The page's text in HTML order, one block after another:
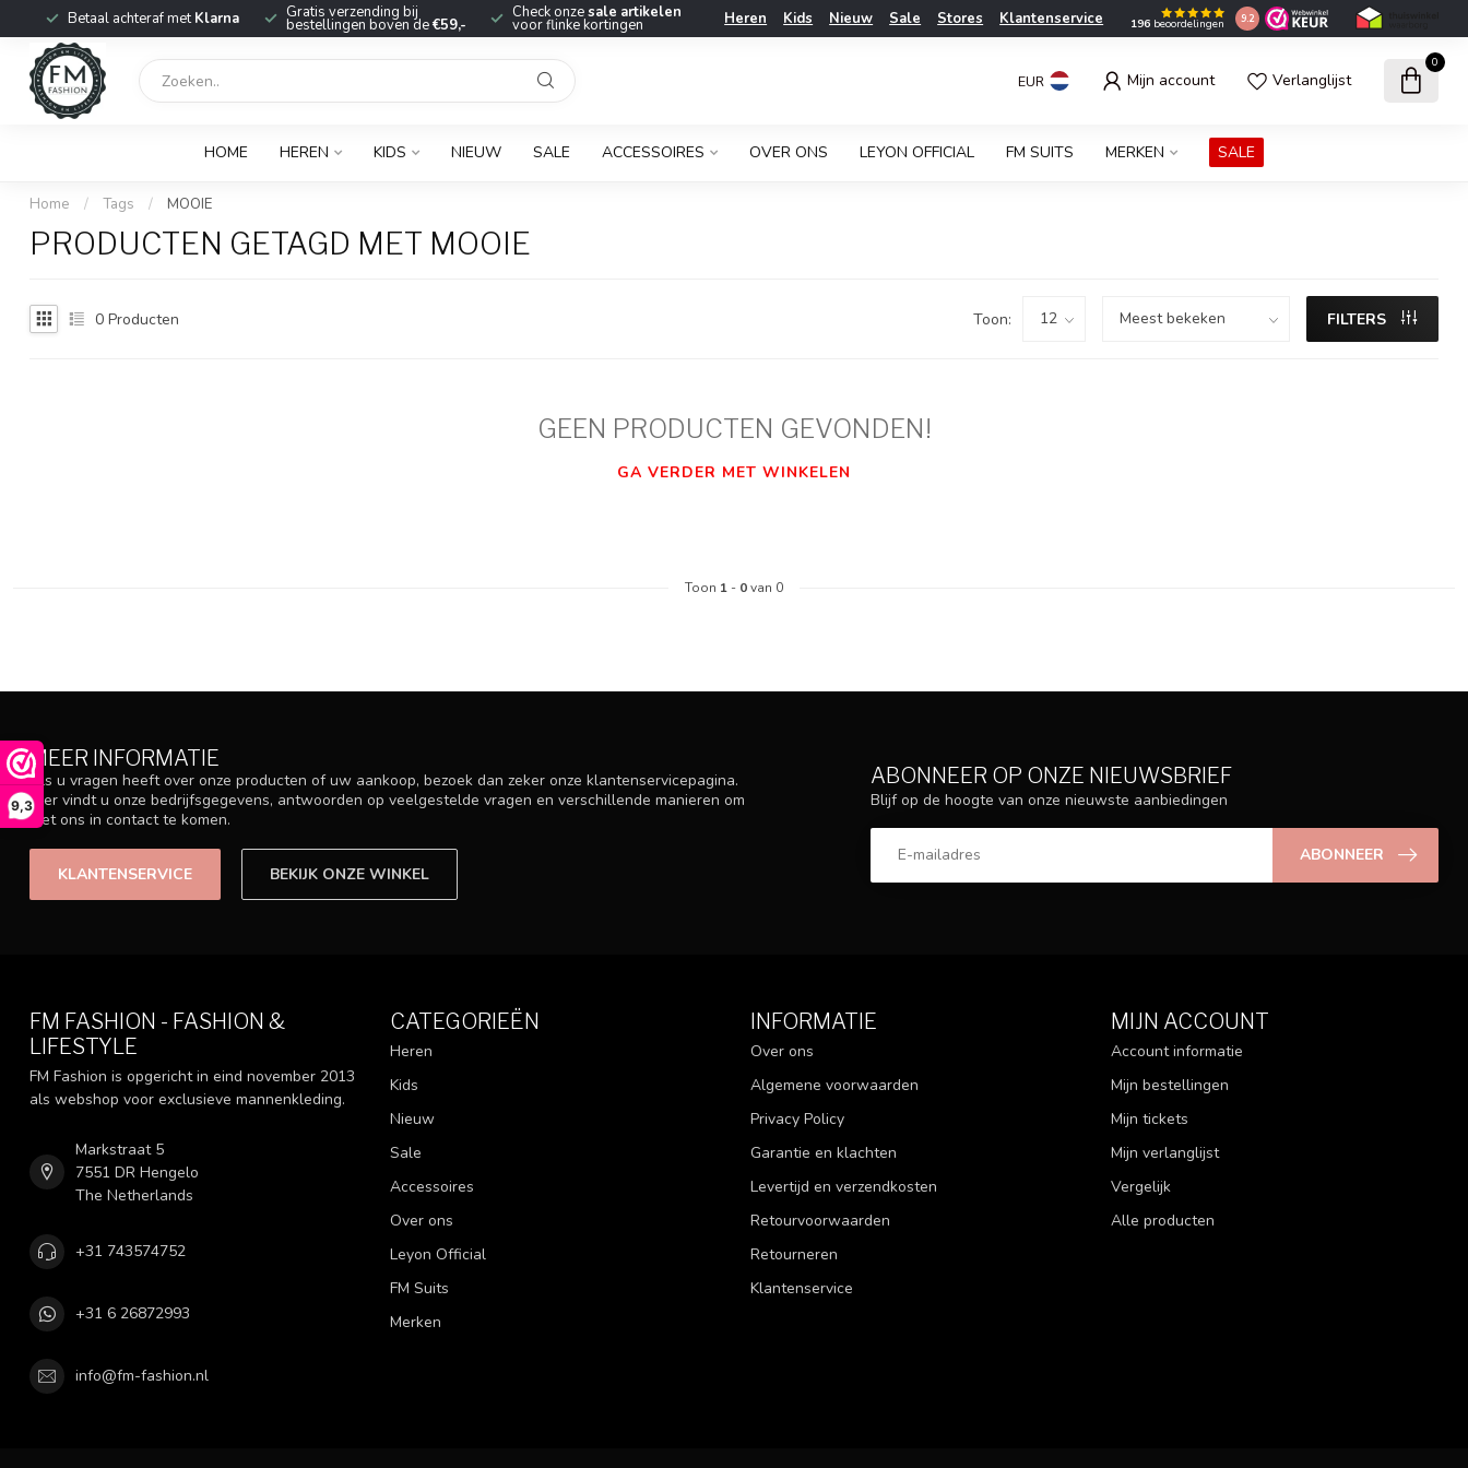
9,3
Betaal achteraf metKlarna Gratis verzending bij
bestellingen boven de€59,-
Check onzesale artikelen
voor flinke kortingen Heren Kids Nieuw Sale Stores Klantenservice 196 beoordelingen 9.2
EUR Mijn account Verlanglijst
0
HOME HEREN KIDS NIEUW SALE ACCESSOIRES OVER ONS LEYON OFFICIAL FM SUITS MERKEN SALE
Home / Tags / MOOIE
PRODUCTEN GETAGD MET MOOIE
0 Producten Toon: FILTERS
GEEN PRODUCTEN GEVONDEN!
GA VERDER MET WINKELEN
Toon 1 - 0van 0
MEER INFORMATIE
Als u vragen heeft over onze producten of uw aankoop, bezoek dan zeker onze klantenservicepagina.
Hier vindt u onze bedrijfsgegevens, antwoorden op veelgestelde vragen en verschillende manieren om
met ons in contact te komen.
KLANTENSERVICE BEKIJK ONZE WINKEL
ABONNEER OP ONZE NIEUWSBRIEF
Blijf op de hoogte van onze nieuwste aanbiedingen
ABONNEER
FM FASHION - FASHION &
LIFESTYLE
FM Fashion is opgericht in eind november 2013
als webshop voor exclusieve mannenkleding.
Markstraat 5
7551 DR Hengelo
The Netherlands
+31 743574752
+31 6 26872993
info@fm-fashion.nl
CATEGORIEËN
Heren
Kids
Nieuw
Sale
Accessoires
Over ons
Leyon Official
FM Suits
Merken
INFORMATIE
Over ons
Algemene voorwaarden
Privacy Policy
Garantie en klachten
Levertijd en verzendkosten
Retourvoorwaarden
Retourneren
Klantenservice
MIJN ACCOUNT
Account informatie
Mijn bestellingen
Mijn tickets
Mijn verlanglijst
Vergelijk
Alle producten